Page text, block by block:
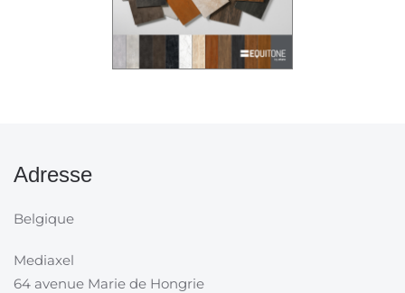
Adresse
Belgique
Mediaxel
64 avenue Marie de Hongrie